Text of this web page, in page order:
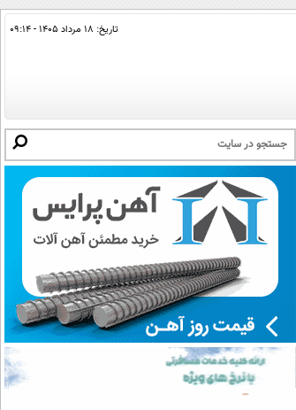
تاریخ: ۱۸ مرداد ۱۴۰۵ - ۰۹:۱۴